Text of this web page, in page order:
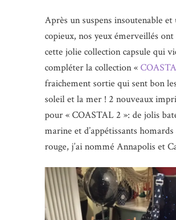
Après un suspens insoutenable
copieux, nos yeux émerveillés
cette jolie collection capsule qui
compléter la collection «
fraichement sortie qui sent bon
soleil et la mer ! 2 nouveaux
pour « COASTAL 2 »: de jolis
marine et d’appétissants
rouge, j’ai nommé Annapolis et